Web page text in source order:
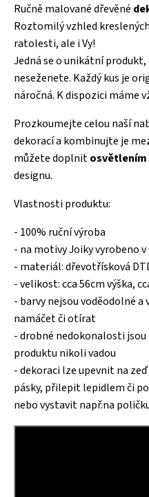
Ručně malované dřevěné
Roztomilý vzhled
ratolesti, ale i Vy!
Jedná se o unikátní
neseženete. Každý kus je
náročná. K dispozici máme
Prozkoumejte celou naší
dekorací a kombinujte je
můžete doplnitosvětlením
designu.
Vlastnosti produktu:
- 100% ruční výroba
- na motivy Joiky vyrobeno v
- materiál: dřevotřísková
- velikost: cca 56cm výška,
- barvy nejsou voděodolné
namáčet či otírat
- drobné nedokonalosti
produktu nikoli vadou
- dekoraci lze upevnit na
pásky, přilepit lepidlem či
nebo vystavit např.na